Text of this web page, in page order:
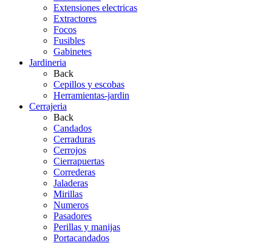
Extensiones electricas
Extractores
Focos
Fusibles
Gabinetes
Jardineria
Back
Cepillos y escobas
Herramientas-jardin
Cerrajeria
Back
Candados
Cerraduras
Cerrojos
Cierrapuertas
Correderas
Jaladeras
Mirillas
Numeros
Pasadores
Perillas y manijas
Portacandados